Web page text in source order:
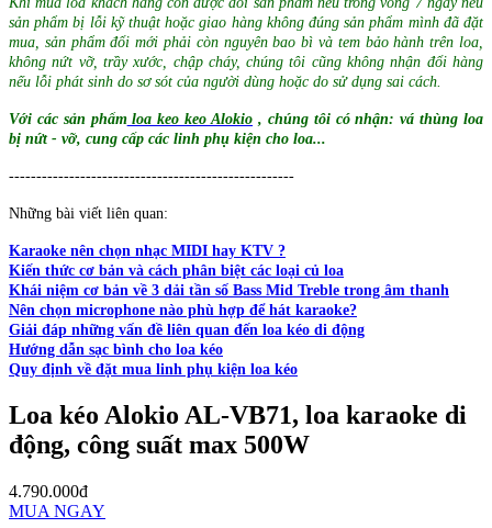
sản phẩm bị lỗi kỹ thuật hoặc giao hàng không đúng sản phẩm mình đã đặt
mua, sản phẩm đổi mới phải còn nguyên bao bì và tem bảo hành trên loa,
không nứt vỡ, trầy xước, chập cháy, chúng tôi cũng không nhận đổi hàng
nếu lỗi phát sinh do sơ sót của người dùng hoặc do sử dụng sai cách.
Với các sản phẩmloa keo keo Alokio , chúng tôi có nhận: vá thùng loa
bị nứt - vỡ, cung cấp các linh phụ kiện cho loa...
----------------------------------------------------
Những bài viết liên quan:
Karaoke nên chọn nhạc MIDI hay KTV ?
Kiến thức cơ bản và cách phân biệt các loại củ loa
Khái niệm cơ bản về 3 dải tần số Bass Mid Treble trong âm thanh
Nên chọn microphone nào phù hợp để hát karaoke?
Giải đáp những vấn đề liên quan đến loa kéo di động
Hướng dẫn sạc bình cho loa kéo
Quy định về đặt mua linh phụ kiện loa kéo
Loa kéo Alokio AL-VB71, loa karaoke di
động, công suất max 500W
4.790.000đ
MUA NGAY